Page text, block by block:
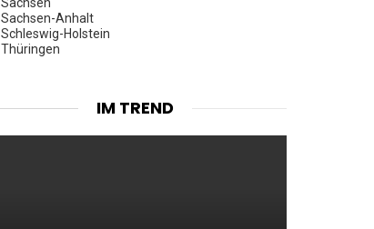
Sachsen-Anhalt
Schleswig-Holstein
Thüringen
IM TREND